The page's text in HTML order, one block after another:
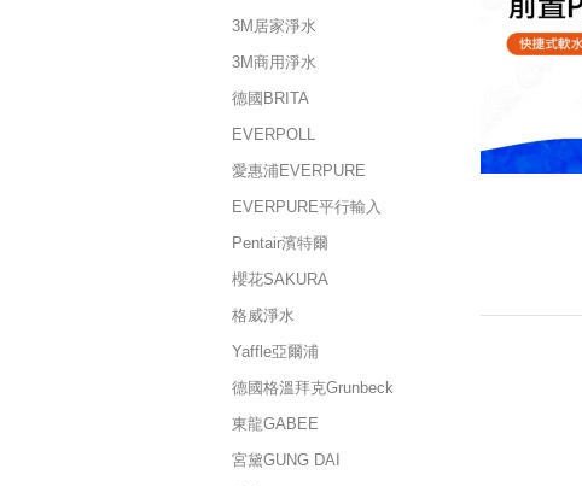
3M居家淨水
3M商用淨水
德國BRITA
EVERPOLL
愛惠浦EVERPURE
EVERPURE平行輸入
Pentair濱特爾
櫻花SAKURA
格威淨水
Yaffle亞爾浦
德國格溫拜克Grunbeck
東龍GABEE
宮黛GUNG DAI